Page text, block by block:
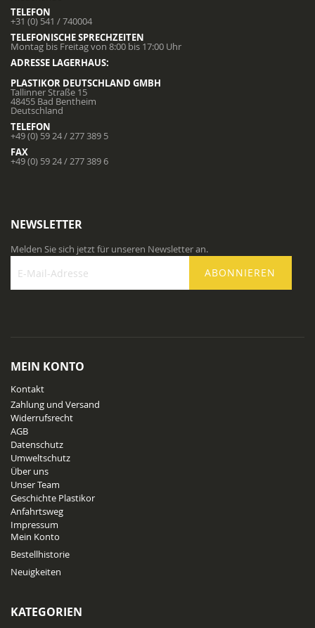
TELEFON
+31 (0) 541 / 740004
TELEFONISCHE SPRECHZEITEN
Montag bis Freitag von 8:00 bis 17:00 Uhr
ADRESSE LAGERHAUS:
PLASTIKOR DEUTSCHLAND GMBH
Tallinner Straße 15
48455 Bad Bentheim
Deutschland
TELEFON
+49 (0) 59 24 / 277 389 5
FAX
+49 (0) 59 24 / 277 389 6
NEWSLETTER
Melden Sie sich jetzt für unseren Newsletter an.
Newsletter
ABONNIEREN
MEIN KONTO
Kontakt
Zahlung und Versand
Widerrufsrecht
AGB
Datenschutz
Umweltschutz
Über uns
Unser Team
Geschichte Plastikor
Anfahrtsweg
Impressum
Mein Konto
Bestellhistorie
Neuigkeiten
KATEGORIEN